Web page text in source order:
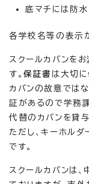
底マチには防水
各学校名等の表示
スクールカバンをお
す。保証書 は大切に
カバンの故意では
証があるので学務
代替のカバンを貸与
ただし、キーホル
です。
スクールカバンは